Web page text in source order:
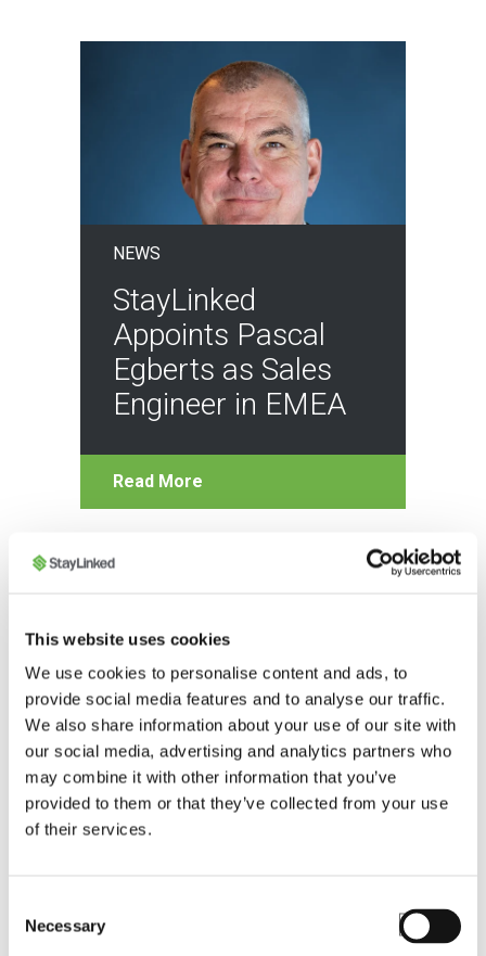
This website uses cookies
We use cookies to personalise content and ads, to
provide social media features and to analyse our traffic.
We also share information about your use of our site with
our social media, advertising and analytics partners who
may combine it with other information that you’ve
provided to them or that they’ve collected from your use
of their services.
Selection
Necessary
NEWS
StayLinked
Appoints Pascal
Egberts as Sales
Engineer in EMEA
Read More
BLOG
Askey RC40